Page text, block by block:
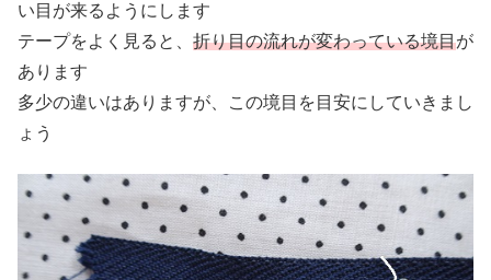
い目が来るようにします
テープをよく見ると、 折り目の流れが変わっている境目が
あります
多少の違いはありますが、この境目を目安にしていきまし
ょう